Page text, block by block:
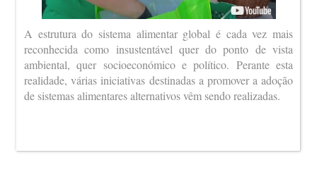
A estrutura do sistema alimentar global é cada vez mais
reconhecida como insustentável quer do ponto de vista
ambiental, quer socioeconómico e político. Perante esta
realidade, várias iniciativas destinadas a promover a adoção
de sistemas alimentares alternativos vêm sendo realizadas.